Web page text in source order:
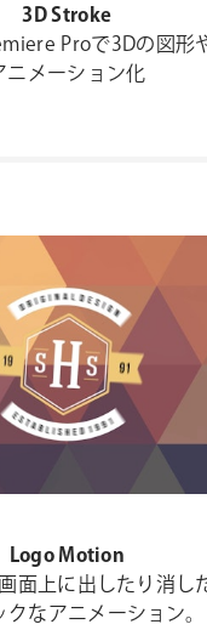
3D Stroke
Proで3Dの図形
ニメーション化
Logo Motion
面上に出したり消し
なアニメーション。